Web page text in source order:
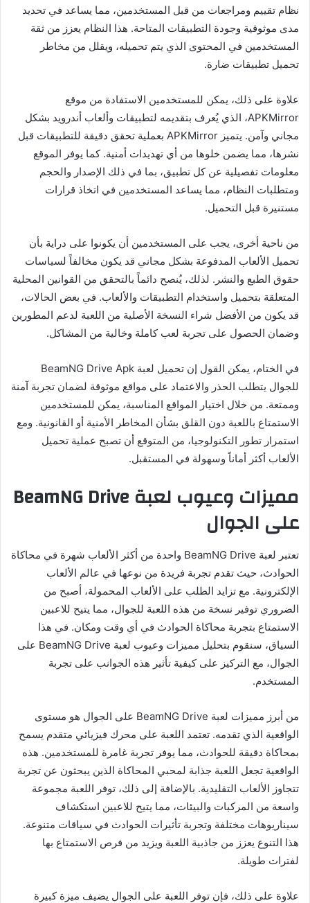
نظام تقييم ومراجعات من قبل المستخدمين، مما يساعد في تحديد
مدى موثوقية وجودة التطبيقات المتاحة. هذا النظام يعزز من ثقة
المستخدمين في المحتوى الذي يتم تحميله، ويقلل من مخاطر
تحميل تطبيقات ضارة.
علاوة على ذلك، يمكن للمستخدمين الاستفادة من موقع
APKMirror، الذي يُعرف بتقديمه لتطبيقات وألعاب أندرويد بشكل
مجاني وآمن. يتميز APKMirror بعملية تحقق دقيقة للتطبيقات قبل
نشرها، مما يضمن خلوها من أي تهديدات أمنية. كما يوفر الموقع
معلومات تفصيلية عن كل تطبيق، بما في ذلك الإصدار والحجم
ومتطلبات النظام، مما يساعد المستخدمين في اتخاذ قرارات
مستنيرة قبل التحميل.
من ناحية أخرى، يجب على المستخدمين أن يكونوا على دراية بأن
تحميل الألعاب المدفوعة بشكل مجاني قد يكون مخالفاً لسياسات
حقوق الطبع والنشر. لذلك، يُنصح دائماً بالتحقق من القوانين المحلية
المتعلقة بتحميل واستخدام التطبيقات والألعاب. في بعض الحالات،
قد يكون من الأفضل شراء النسخة الأصلية من اللعبة لدعم المطورين
وضمان الحصول على تجربة لعب كاملة وخالية من المشاكل.
في الختام، يمكن القول إن تحميل لعبة BeamNG Drive Apk
للجوال يتطلب الحذر والاعتماد على مواقع موثوقة لضمان تجربة آمنة
وممتعة. من خلال اختيار المواقع المناسبة، يمكن للمستخدمين
الاستمتاع باللعبة دون القلق بشأن المخاطر الأمنية أو القانونية. ومع
استمرار تطور التكنولوجيا، من المتوقع أن تصبح عملية تحميل
الألعاب أكثر أماناً وسهولة في المستقبل.
مميزات وعيوب لعبة BeamNG Drive
على الجوال
تعتبر لعبة BeamNG Drive واحدة من أكثر الألعاب شهرة في محاكاة
الحوادث، حيث تقدم تجربة فريدة من نوعها في عالم الألعاب
الإلكترونية. مع تزايد الطلب على الألعاب المحمولة، أصبح من
الضروري توفير نسخة من هذه اللعبة للجوال، مما يتيح للاعبين
الاستمتاع بتجربة محاكاة الحوادث في أي وقت ومكان. في هذا
السياق، سنقوم بتحليل مميزات وعيوب لعبة BeamNG Drive على
الجوال، مع التركيز على كيفية تأثير هذه الجوانب على تجربة
المستخدم.
من أبرز مميزات لعبة BeamNG Drive على الجوال هو مستوى
الواقعية الذي تقدمه. تعتمد اللعبة على محرك فيزيائي متقدم يسمح
بمحاكاة دقيقة للحوادث، مما يوفر تجربة غامرة للمستخدمين. هذه
الواقعية تجعل اللعبة جذابة لمحبي المحاكاة الذين يبحثون عن تجربة
تتجاوز الألعاب التقليدية. بالإضافة إلى ذلك، توفر اللعبة مجموعة
واسعة من المركبات والبيئات، مما يتيح للاعبين استكشاف
سيناريوهات مختلفة وتجربة تأثيرات الحوادث في سياقات متنوعة.
هذا التنوع يعزز من جاذبية اللعبة ويزيد من فرص الاستمتاع بها
لفترات طويلة.
علاوة على ذلك، فإن توفر اللعبة على الجوال يضيف ميزة كبيرة